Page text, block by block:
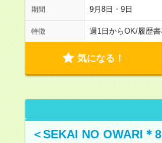
期間 9月8日・9日
特徴 週1日からOK/履歴
気になる！
＜SEKAI NO OWARI＊